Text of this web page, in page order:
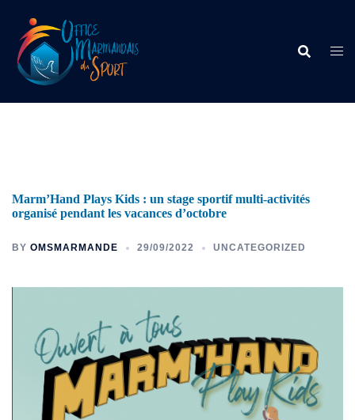
Marm’Hand Plays Kids : un stage sportif multi-activités
organisé pendant les vacances d’octobre
BY OMSMARMANDE 29/09/2022 UNCATEGORIZED